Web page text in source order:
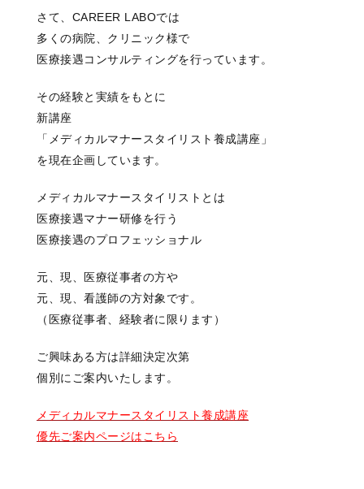
さて、CAREER LABOでは
多くの病院、クリニック様で
医療接遇コンサルティングを行っています。
その経験と実績をもとに
新講座
「メディカルマナースタイリスト養成講座」
を現在企画しています。
メディカルマナースタイリストとは
医療接遇マナー研修を行う
医療接遇のプロフェッショナル
元、現、医療従事者の方や
元、現、看護師の方対象です。
（医療従事者、経験者に限ります）
ご興味ある方は詳細決定次第
個別にご案内いたします。
メディカルマナースタイリスト養成講座
優先ご案内ページはこちら